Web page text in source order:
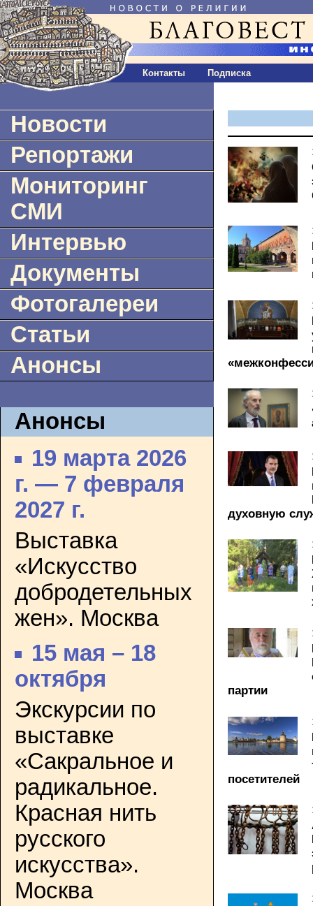
Контакты Подписка
Новости
Репортажи
Мониторинг
СМИ
Интервью
Документы
Фотогалереи
Статьи
Анонсы
Анонсы
19 марта 2026
г. — 7 февраля
2027 г.
Выставка
«Искусство
добродетельных
жен». Москва
15 мая – 18
октября
Экскурсии по
выставке
«Сакральное и
радикальное.
Красная нить
русского
искусства».
Москва
духовную
партии
посетителей